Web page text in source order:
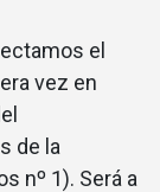
el
vez en
de la
nº 1). Será a